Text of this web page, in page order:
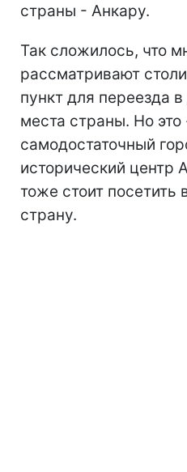
страны - Анкару.
Так сложилось, что
рассматривают
пункт для переезда
места страны. Но
самодостаточный
исторический центр
тоже стоит посетить
страну.